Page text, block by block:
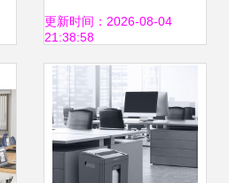
体机办公设备产品
概览
更新时间：2026-08-04
21:38:58